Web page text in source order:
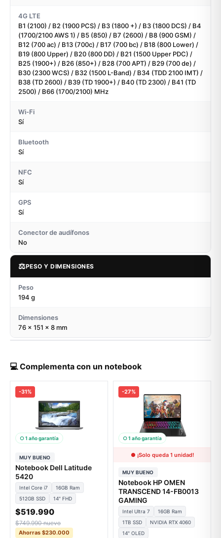
4G LTE
B1 (2100) / B2 (1900 PCS) / B3 (1800 +) / B3 (1800 DCS) / B4
(1700/2100 AWS 1) / B5 (850) / B7 (2600) / B8 (900 GSM) /
B12 (700 ac) / B13 (700c) / B17 (700 bc) / B18 (800 Lower) /
B19 (800 Upper) / B20 (800 DD) / B21 (1500 Upper PDC) /
B25 (1900+) / B26 (850+) / B28 (700 APT) / B29 (700 de) /
B30 (2300 WCS) / B32 (1500 L-Band) / B34 (TDD 2100 IMT) /
B38 (TD 2600) / B39 (TD 1900+) / B40 (TD 2300) / B41 (TD
2500) / B66 (1700/2100) MHz
Wi-Fi
Sí
Bluetooth
Sí
NFC
Sí
GPS
Sí
Conector de audífonos
No
⚖️PESO Y DIMENSIONES
Peso
194 g
Dimensiones
76 x 151 x 8 mm
💻 Complementa con un notebook
-31%
○ 1 año garantía
MUY BUENO
Notebook Dell Latitude
5420
Intel Core i7
16GB Ram
512GB SSD
14" FHD
$519.990
$749.990 nuevo
Ahorras $230.000
-27%
○ 1 año garantía
● ¡Solo queda 1 unidad!
MUY BUENO
Notebook HP OMEN
TRANSCEND 14-FB0013
GAMING
Intel Ultra 7
16GB Ram
1TB SSD
NVIDIA RTX 4060
14" OLED